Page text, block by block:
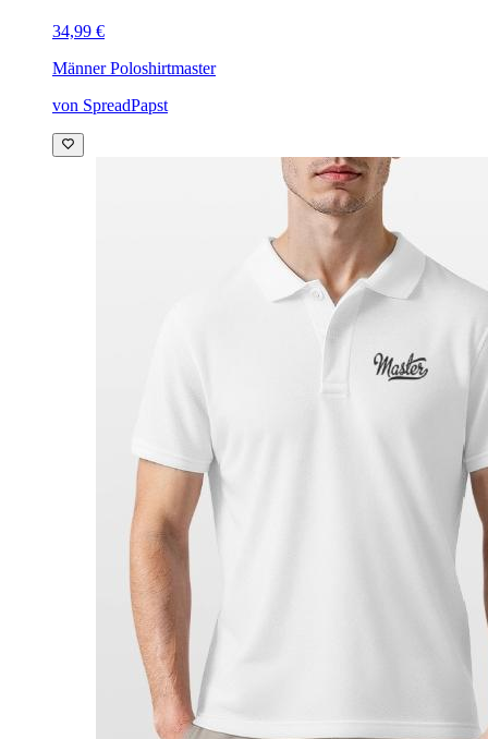
34,99 €
Männer Poloshirtmaster
von SpreadPapst